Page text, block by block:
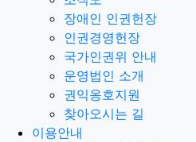
장애인 인권헌장
인권경영헌장
국가인권위 안내
운영법인 소개
권익옹호지원
찾아오시는 길
이용안내